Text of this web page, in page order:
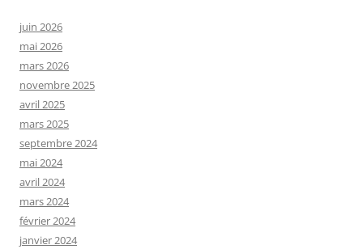
juin 2026
mai 2026
mars 2026
novembre 2025
avril 2025
mars 2025
septembre 2024
mai 2024
avril 2024
mars 2024
février 2024
janvier 2024